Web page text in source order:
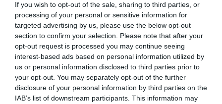
If you wish to opt-out of the sale, sharing to third parties, or
processing of your personal or sensitive information for
targeted advertising by us, please use the below opt-out
section to confirm your selection. Please note that after your
opt-out request is processed you may continue seeing
interest-based ads based on personal information utilized by
us or personal information disclosed to third parties prior to
your opt-out. You may separately opt-out of the further
disclosure of your personal information by third parties on the
IAB’s list of downstream participants. This information may